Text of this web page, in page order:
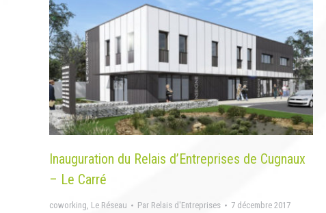
Inauguration du Relais d’Entreprises de Cugnaux
– Le Carré
coworking, Le Réseau Par Relais d'Entreprises 7 décembre 2017